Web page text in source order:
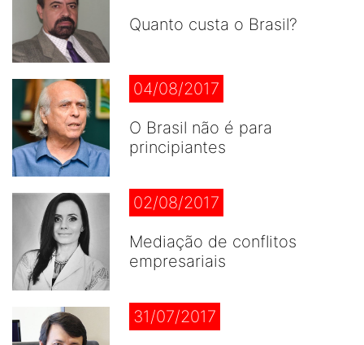
Quanto custa o Brasil?
04/08/2017
O Brasil não é para
principiantes
02/08/2017
Mediação de conflitos
empresariais
31/07/2017